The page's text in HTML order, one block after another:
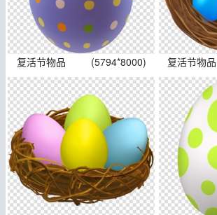
复活节物品 (5794*8000) 复活节物品